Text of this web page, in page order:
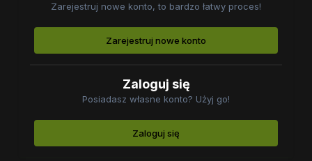
Zarejestruj nowe konto, to bardzo łatwy proces!
Zarejestruj nowe konto
Zaloguj się
Posiadasz własne konto? Użyj go!
Zaloguj się